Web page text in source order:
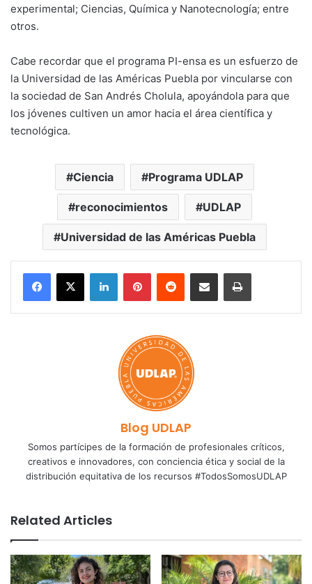
experimental; Ciencias, Química y Nanotecnología; entre
otros.
Cabe recordar que el programa PI-ensa es un esfuerzo de
la Universidad de las Américas Puebla por vincularse con
la sociedad de San Andrés Cholula, apoyándola para que
los jóvenes cultiven un amor hacia el área científica y
tecnológica.
Ciencia Programa UDLAP
reconocimientos UDLAP
Universidad de las Américas Puebla
LinkedInPinterestReddit Share via Email Print
Blog UDLAP
Somos partícipes de la formación de profesionales críticos,
creativos e innovadores, con conciencia ética y social de la
distribución equitativa de los recursos #TodosSomosUDLAP
Related Articles